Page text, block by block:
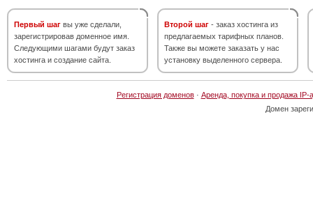
Первый шаг вы уже сделали,
зарегистрировав доменное имя.
Следующими шагами будут заказ
хостинга и создание сайта.
Второй шаг - заказ хостинга из
предлагаемых тарифных планов.
Также вы можете заказать у нас
установку выделенного сервера.
Регистрация доменов· Аренда, покупка и продажа IP-
Домен